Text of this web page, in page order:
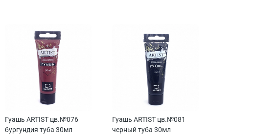
Гуашь ARTIST цв.№076
бургундия туба 30мл
Гуашь ARTIST цв.№081
черный туба 30мл